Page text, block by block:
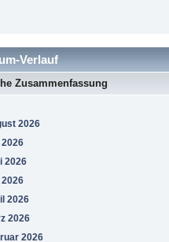
Verlauf
Zusammenfassung
2026
2026
2026
2026
2026
2026